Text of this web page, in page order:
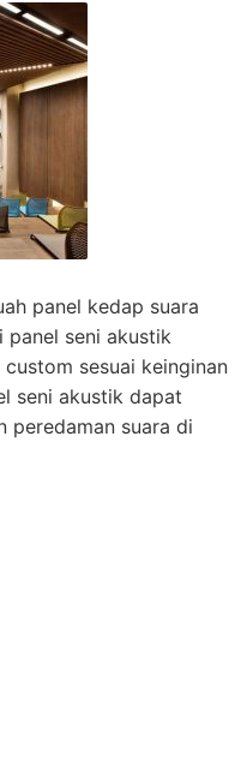
panel kedap suara
panel seni akustik
sesuai keinginan
seni akustik dapat
peredaman suara di